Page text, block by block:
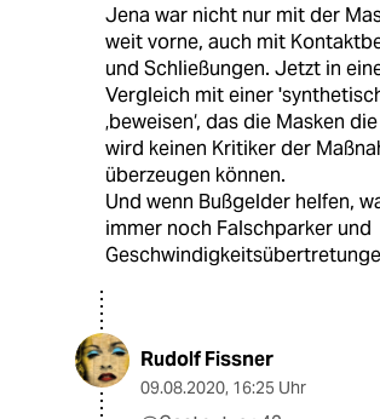
Jena war nicht nur mit der
weit vorne, auch mit
und Schließungen. Jetzt in
Vergleich mit einer
‚beweisen‘, das die Masken
wird keinen Kritiker der
überzeugen können.
Und wenn Bußgelder helfen,
immer noch Falschparker und
Rudolf Fissner
09.08.2020, 16:25 Uhr